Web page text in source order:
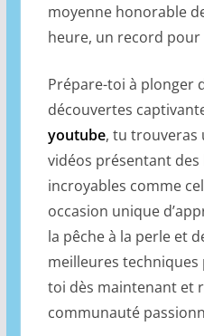
moyenne honorable
heure, un record pour
Prépare-toi à plonger
découvertes
youtube, tu trouveras
vidéos présentant
incroyables comme
occasion unique
la pêche à la perle et
meilleures
toi dès maintenant et
communauté